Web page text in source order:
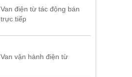
Van điện từ tác động bán
trực tiếp
Van vận hành điện từ